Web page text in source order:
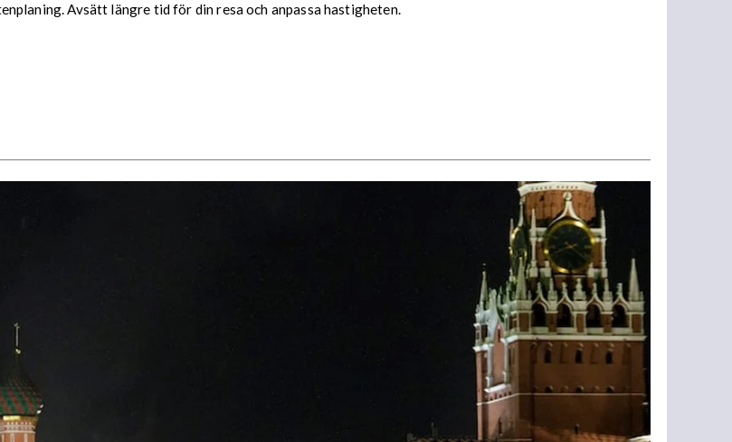
Avsätt längre tid för din resa och anpassa hastigheten.